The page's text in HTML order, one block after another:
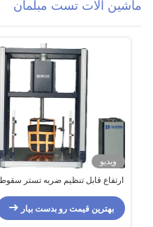
ماشین آلات تست مبلمان
ویدیو
ارتفاع قابل تنظیم ضربه تستر سقوط
بهترین قیمت رو بدست بیار